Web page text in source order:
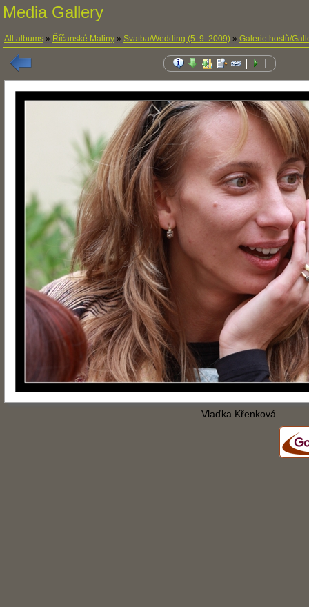
Media Gallery
All albums » Říčanské Maliny » Svatba/Wedding (5. 9. 2009) » Galerie hostů/
Vlaďka Křenková